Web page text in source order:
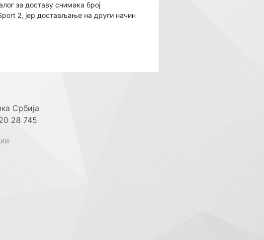
за доставу снимака број
2, јер достављање на други начин
Србија
28 745